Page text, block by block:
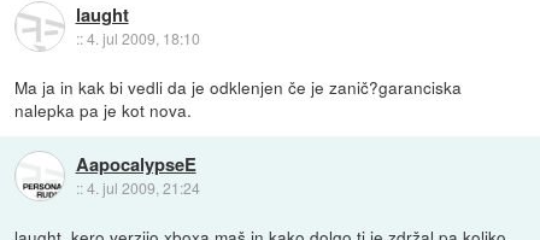
laught
::4. jul 2009, 18:10
Ma ja in kak bi vedli da je odklenjen če je zanič?garanciska
nalepka pa je kot nova.
AapocalypseE
::4. jul 2009, 21:24